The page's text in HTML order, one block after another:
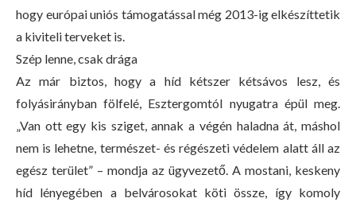
hogy európai uniós támogatással még 2013-ig elkészíttetik
a kiviteli terveket is.
Szép lenne, csak drága
Az már biztos, hogy a híd kétszer kétsávos lesz, és
folyásirányban fölfelé, Esztergomtól nyugatra épül meg.
„Van ott egy kis sziget, annak a végén haladna át, máshol
nem is lehetne, természet- és régészeti védelem alatt áll az
egész terület” – mondja az ügyvezető. A mostani, keskeny
híd lényegében a belvárosokat köti össze, így komoly